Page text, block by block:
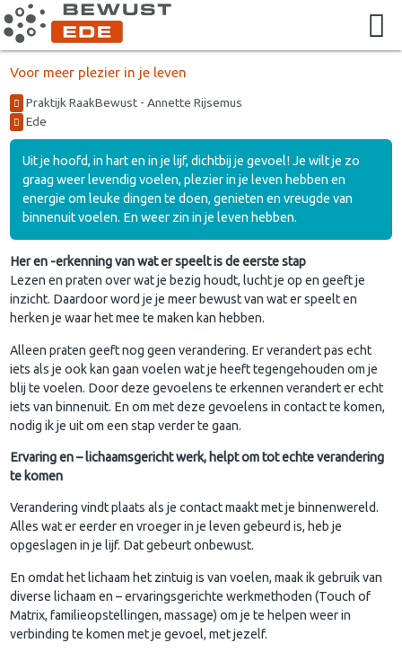
Voor meer plezier in je leven
Praktijk RaakBewust - Annette Rijsemus
Ede
Uit je hoofd, in hart en in je lijf, dichtbij je gevoel! Je wilt je zo
graag weer levendig voelen, plezier in je leven hebben en
energie om leuke dingen te doen, genieten en vreugde van
binnenuit voelen. En weer zin in je leven hebben.
Her en -erkenning van wat er speelt is de eerste stap
Lezen en praten over wat je bezig houdt, lucht je op en geeft je
inzicht. Daardoor word je je meer bewust van wat er speelt en
herken je waar het mee te maken kan hebben.
Alleen praten geeft nog geen verandering. Er verandert pas echt
iets als je ook kan gaan voelen wat je heeft tegengehouden om je
blij te voelen. Door deze gevoelens te erkennen verandert er echt
iets van binnenuit. En om met deze gevoelens in contact te komen,
nodig ik je uit om een stap verder te gaan.
Ervaring en – lichaamsgericht werk, helpt om tot echte verandering
te komen
Verandering vindt plaats als je contact maakt met je binnenwereld.
Alles wat er eerder en vroeger in je leven gebeurd is, heb je
opgeslagen in je lijf. Dat gebeurt onbewust.
En omdat het lichaam het zintuig is van voelen, maak ik gebruik van
diverse lichaam en – ervaringsgerichte werkmethoden (Touch of
Matrix, familieopstellingen, massage) om je te helpen weer in
verbinding te komen met je gevoel, met jezelf.